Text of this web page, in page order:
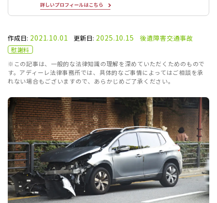
詳しいプロフィールはこちら
作成日: 2021.10.01 更新日: 2025.10.15 後遺障害交通事故
慰謝料
※この記事は、一般的な法律知識の理解を深めていただくためのもので
す。アディーレ法律事務所では、具体的なご事情によってはご相談を承
れない場合もございますので、あらかじめご了承ください。